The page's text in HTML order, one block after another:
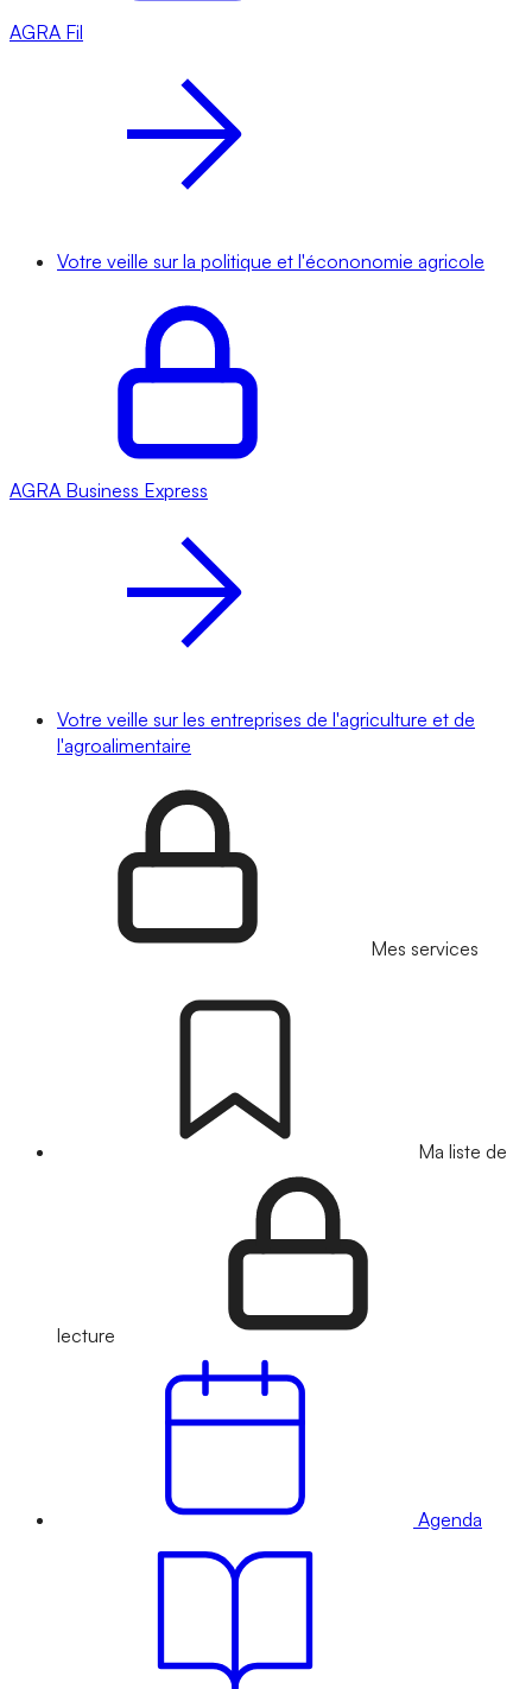
AGRA Fil
Votre veille sur la politique et l'écononomie agricole
AGRA Business Express
Votre veille sur les entreprises de l'agriculture et de
l'agroalimentaire
Mes services
Ma liste de
lecture
Agenda